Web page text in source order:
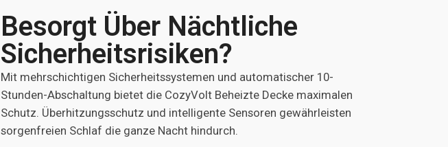
Besorgt Über Nächtliche
Sicherheitsrisiken?
Mit mehrschichtigen Sicherheitssystemen und automatischer 10-
Stunden-Abschaltung bietet die CozyVolt Beheizte Decke maximalen
Schutz. Überhitzungsschutz und intelligente Sensoren gewährleisten
sorgenfreien Schlaf die ganze Nacht hindurch.